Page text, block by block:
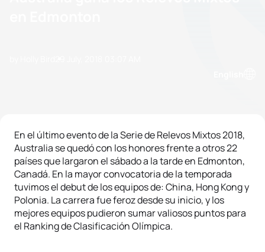
En el último evento de la Serie de Relevos Mixtos 2018,
Australia se quedó con los honores frente a otros 22
países que largaron el sábado a la tarde en Edmonton,
Canadá. En la mayor convocatoria de la temporada
tuvimos el debut de los equipos de: China, Hong Kong y
Polonia. La carrera fue feroz desde su inicio, y los
mejores equipos pudieron sumar valiosos puntos para
el Ranking de Clasificación Olímpica.